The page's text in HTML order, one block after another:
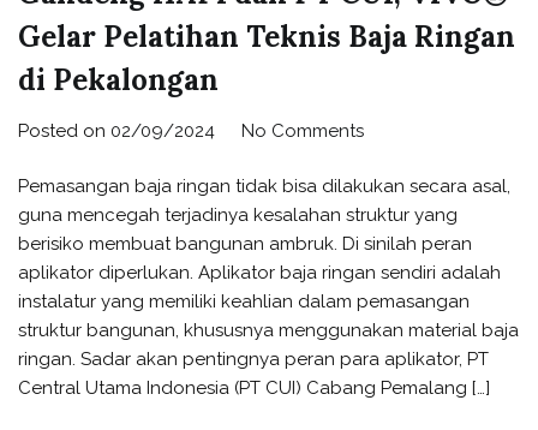
Gelar Pelatihan Teknis Baja Ringan
di Pekalongan
Posted on 02/09/2024 No Comments
Pemasangan baja ringan tidak bisa dilakukan secara asal,
guna mencegah terjadinya kesalahan struktur yang
berisiko membuat bangunan ambruk. Di sinilah peran
aplikator diperlukan. Aplikator baja ringan sendiri adalah
instalatur yang memiliki keahlian dalam pemasangan
struktur bangunan, khususnya menggunakan material baja
ringan. Sadar akan pentingnya peran para aplikator, PT
Central Utama Indonesia (PT CUI) Cabang Pemalang […]